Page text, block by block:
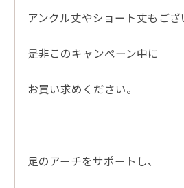
アンクル丈やショート丈もござ
是非このキャンペーン中に
お買い求めください。
足のアーチをサポートし、